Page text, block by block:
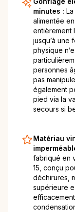
minutes :
alimentée
entièrement
jusqu’à une
physique
personnes
pas
également
pied via la
secours si
Matériau
fabriqué en
15, conçu
déchirures,
supérieure